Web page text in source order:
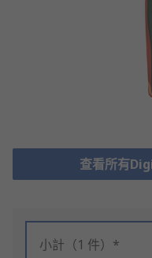
查看所有
小計（1 件）*